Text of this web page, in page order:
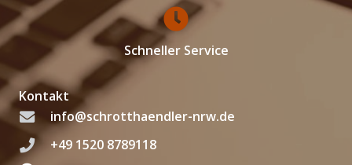
Schneller Service
Kontakt
info@schrotthaendler-nrw.de
+49 1520 8789118